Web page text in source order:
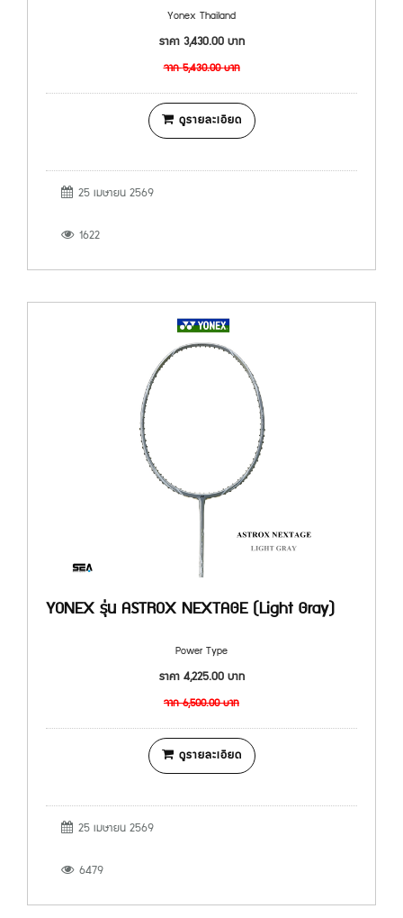
Yonex Thailand
ราคา3,430.00บาท
จาก5,430.00บาท
ดูรายละเอียด
25 เมษายน 2569
1622
YONEX รุ่น ASTROX NEXTAGE (Light Gray)
Power Type
ราคา4,225.00บาท
จาก6,500.00บาท
ดูรายละเอียด
25 เมษายน 2569
6479